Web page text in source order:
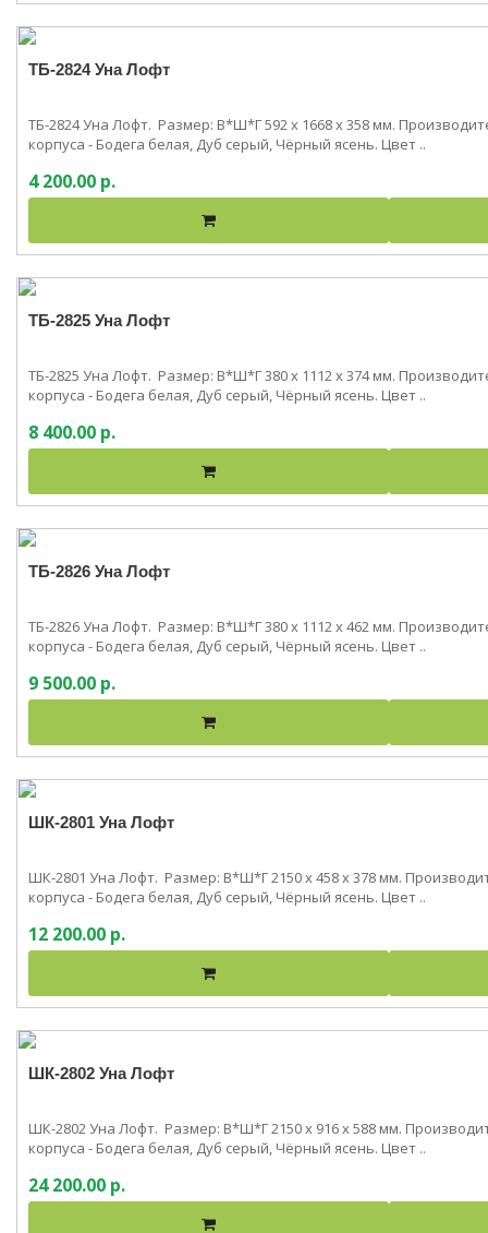
ТБ-2824 Уна Лофт
ТБ-2824 Уна Лофт. Размер: В*Ш*Г 592 x 1668 x 358 мм.
корпуса - Бодега белая, Дуб серый, Чёрный ясень. Цвет ..
4 200.00 р.
ТБ-2825 Уна Лофт
ТБ-2825 Уна Лофт. Размер: В*Ш*Г 380 x 1112 x 374 мм.
корпуса - Бодега белая, Дуб серый, Чёрный ясень. Цвет ..
8 400.00 р.
ТБ-2826 Уна Лофт
ТБ-2826 Уна Лофт. Размер: В*Ш*Г 380 x 1112 x 462 мм.
корпуса - Бодега белая, Дуб серый, Чёрный ясень. Цвет ..
9 500.00 р.
ШК-2801 Уна Лофт
ШК-2801 Уна Лофт. Размер: В*Ш*Г 2150 x 458 x 378 мм.
корпуса - Бодега белая, Дуб серый, Чёрный ясень. Цвет ..
12 200.00 р.
ШК-2802 Уна Лофт
ШК-2802 Уна Лофт. Размер: В*Ш*Г 2150 x 916 x 588 мм.
корпуса - Бодега белая, Дуб серый, Чёрный ясень. Цвет ..
24 200.00 р.